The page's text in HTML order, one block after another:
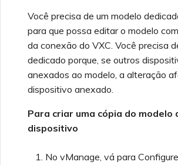
Você precisa de um modelo
para que possa editar o modelo
da conexão do VXC. Você precisa
dedicado porque, se outros
anexados ao modelo, a alteração
dispositivo anexado.
Para criar uma cópia do modelo
dispositivo
No vManage, vá para